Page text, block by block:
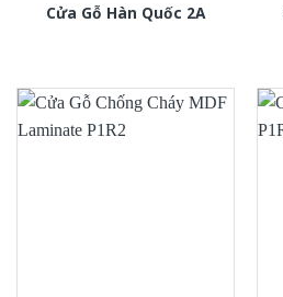
Cửa Gỗ Hàn Quốc 2A